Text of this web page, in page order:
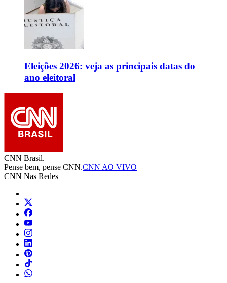
Eleições 2026: veja as principais datas do
ano eleitoral
CNN Brasil.
Pense bem, pense CNN.CNN AO VIVO
CNN Nas Redes